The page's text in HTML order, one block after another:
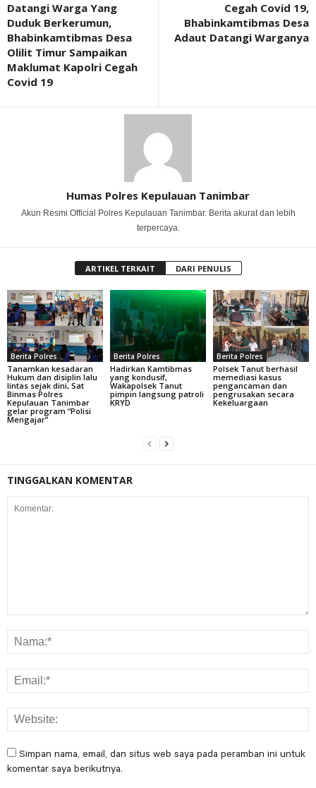
Datangi Warga Yang
Duduk Berkerumun,
Bhabinkamtibmas Desa
Olilit Timur Sampaikan
Maklumat Kapolri Cegah
Covid 19
Cegah Covid 19,
Bhabinkamtibmas Desa
Adaut Datangi Warganya
Humas Polres Kepulauan Tanimbar
Akun Resmi Official Polres Kepulauan Tanimbar. Berita akurat dan lebih
terpercaya.
ARTIKEL TERKAIT DARI PENULIS
Berita Polres
Tanamkan kesadaran
Hukum dan disiplin lalu
lintas sejak dini, Sat
Binmas Polres
Kepulauan Tanimbar
gelar program “Polisi
Mengajar”
Berita Polres
Hadirkan Kamtibmas
yang kondusif,
Wakapolsek Tanut
pimpin langsung patroli
KRYD
Berita Polres
Polsek Tanut berhasil
memediasi kasus
pengancaman dan
pengrusakan secara
Kekeluargaan
TINGGALKAN KOMENTAR
Simpan nama, email, dan situs web saya pada peramban ini untuk
komentar saya berikutnya.